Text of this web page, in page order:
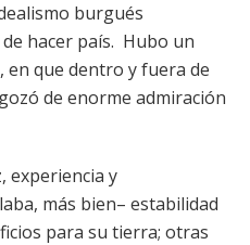
burgués
hacer país. Hubo un
en que dentro y fuera de
de enorme admiración
experiencia y
más bien– estabilidad
para su tierra; otras